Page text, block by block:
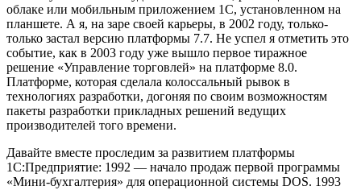
облаке или мобильным приложением 1С, установленном на
планшете. А я, на заре своей карьеры, в 2002 году, только-
только застал версию платформы 7.7. Не успел я отметить это
событие, как в 2003 году уже вышло первое тиражное
решение «Управление торговлей» на платформе 8.0.
Платформе, которая сделала колоссальный рывок в
технологиях разработки, догоняя по своим возможностям
пакеты разработки прикладных решений ведущих
производителей того времени.
Давайте вместе проследим за развитием платформы
1С:Предприятие: 1992 — начало продаж первой программы
«Мини-бухгалтерия» для операционной системы DOS. 1993